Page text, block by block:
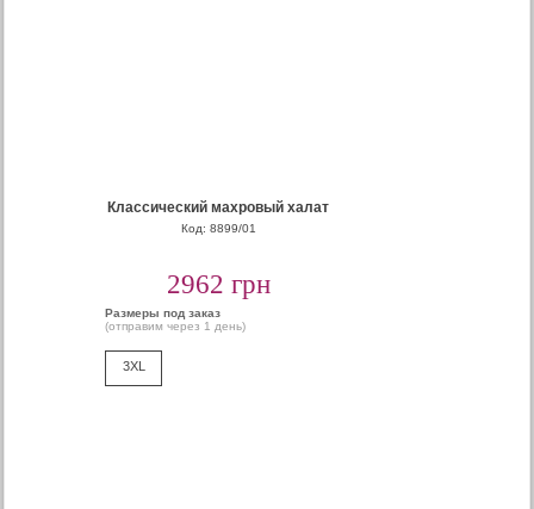
Классический махровый халат
Код: 8899/01
2962 грн
Размеры под заказ
(отправим через 1 день)
3XL